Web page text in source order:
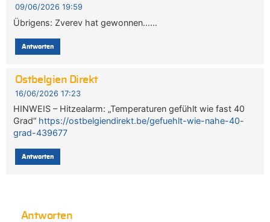
09/06/2026 19:59
Übrigens: Zverev hat gewonnen……
Antworten
Ostbelgien Direkt
16/06/2026 17:23
HINWEIS – Hitzealarm: „Temperaturen gefühlt wie fast 40
Grad“ https://ostbelgiendirekt.be/gefuehlt-wie-nahe-40-
grad-439677
Antworten
Antworten